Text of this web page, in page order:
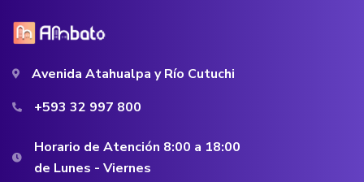
Avenida Atahualpa y Río Cutuchi
+593 32 997 800
Horario de Atención 8:00 a 18:00
de Lunes - Viernes